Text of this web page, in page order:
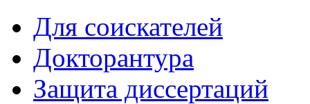
Для соискателей
Докторантура
Защита диссертаций